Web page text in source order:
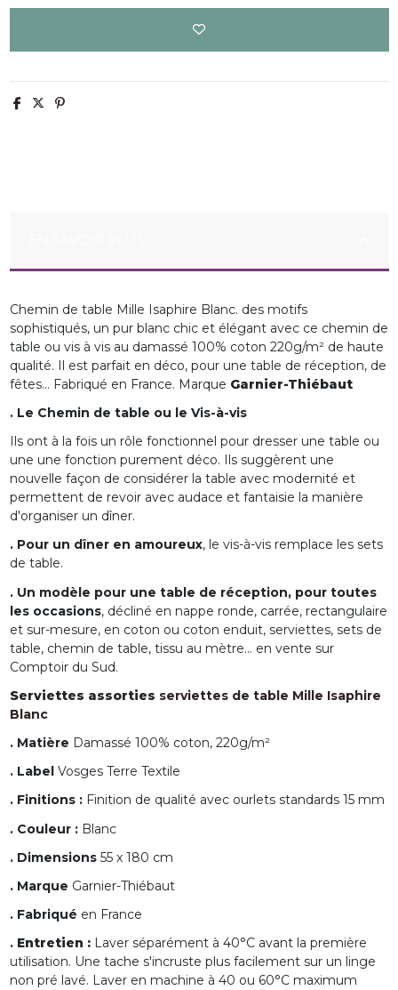
Chemin de table Mille Isaphire Blanc. des motifs
sophistiqués, un pur blanc chic et élégant avec ce chemin de
table ou vis à vis au damassé 100% coton 220g/m² de haute
qualité. Il est parfait en déco, pour une table de réception, de
fêtes... Fabriqué en France. Marque Garnier-Thiébaut
. Le Chemin de table ou le Vis-à-vis
Ils ont à la fois un rôle fonctionnel pour dresser une table ou
une une fonction purement déco. Ils suggèrent une
nouvelle façon de considérer la table avec modernité et
permettent de revoir avec audace et fantaisie la manière
d'organiser un dîner.
. Pour un dîner en amoureux, le vis-à-vis remplace les sets
de table.
. Un modèle pour une table de réception, pour toutes
les occasions, décliné en nappe ronde, carrée, rectangulaire
et sur-mesure, en coton ou coton enduit, serviettes, sets de
table, chemin de table, tissu au mètre... en vente sur
Comptoir du Sud.
Serviettes assorties serviettes de table Mille Isaphire
Blanc
. Matière Damassé 100% coton, 220g/m²
. Label Vosges Terre Textile
. Finitions : Finition de qualité avec ourlets standards 15 mm
. Couleur :Blanc
. Dimensions55 x 180 cm
. Marque Garnier-Thiébaut
. Fabriqué en France
. Entretien : Laver séparément à 40°C avant la première
utilisation. Une tache s'incruste plus facilement sur un linge
non pré lavé. Laver en machine à 40 ou 60°C maximum